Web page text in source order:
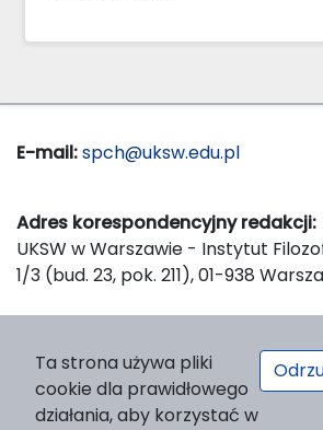
E-mail:spch@uksw.edu.pl
Adres korespondencyjny redakcji:
UKSW w Warszawie - Instytut
1/3 (bud. 23, pok. 211), 01-938
Wydawnictwo Naukowe UKSW, ul.
nr 2, 01-815 Warszawa
Strona WWW Wydawnictwa
Ta strona używa pliki
cookie dla prawidłowego
działania, aby korzystać w